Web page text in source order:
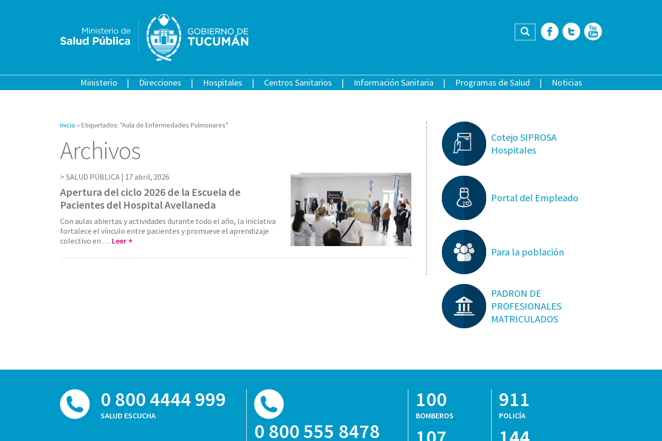
Buscar Facebook
Twitter
Ministerio Direcciones Hospitales Centros Sanitarios Información Sanitaria Programas de Salud Noticias
Inicio » Etiquetados: "Aula de Enfermedades Pulmonares"
Archivos
SALUD PÚBLICA | 17 abril, 2026
Apertura del ciclo 2026 de la Escuela de
Pacientes del Hospital Avellaneda
Con aulas abiertas y actividades durante todo el año, la iniciativa
fortalece el vínculo entre pacientes y promueve el aprendizaje
colectivo en … Leer +
Cotejo SIPROSA
Hospitales
Portal del Empleado
Para la población
PADRON DE
PROFESIONALES
MATRICULADOS
0 800 4444 999
SALUD ESCUCHA
0 800 555 8478
100
BOMBEROS
911
POLICÍA